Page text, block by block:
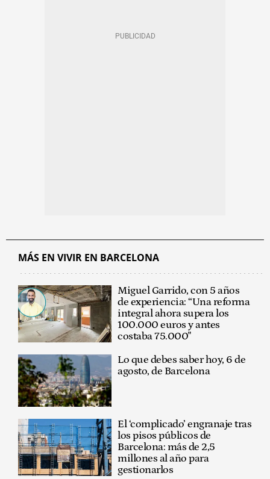
MÁS EN VIVIR EN BARCELONA
Miguel Garrido, con 5 años
de experiencia: “Una reforma
integral ahora supera los
100.000 euros y antes
costaba 75.000"
Lo que debes saber hoy, 6 de
agosto, de Barcelona
El ‘complicado’ engranaje tras
los pisos públicos de
Barcelona: más de 2,5
millones al año para
gestionarlos